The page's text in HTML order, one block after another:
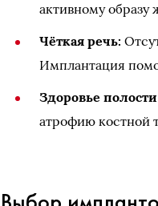
активному образу
Чёткая речь:
Имплантация
Здоровье полости
атрофию костной